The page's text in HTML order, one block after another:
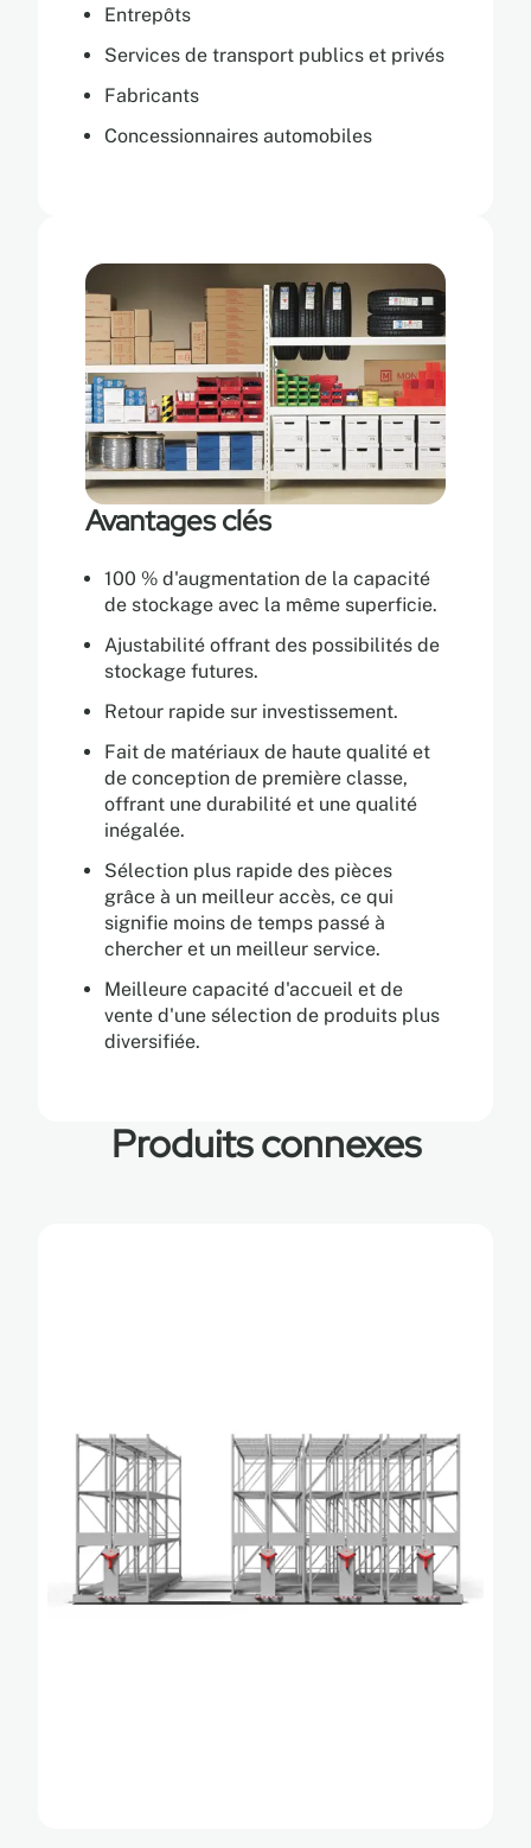
Entrepôts
Services de transport publics et privés
Fabricants
Concessionnaires automobiles
Avantages clés
100 % d'augmentation de la capacité
de stockage avec la même superficie.
Ajustabilité offrant des possibilités de
stockage futures.
Retour rapide sur investissement.
Fait de matériaux de haute qualité et
de conception de première classe,
offrant une durabilité et une qualité
inégalée.
Sélection plus rapide des pièces
grâce à un meilleur accès, ce qui
signifie moins de temps passé à
chercher et un meilleur service.
Meilleure capacité d'accueil et de
vente d'une sélection de produits plus
diversifiée.
Produits connexes